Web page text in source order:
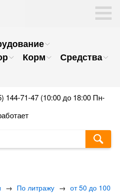
Корм
Средства
144-71-47 (10:00 до 18:00 Пн-
→ По литражу → от 50 до 100